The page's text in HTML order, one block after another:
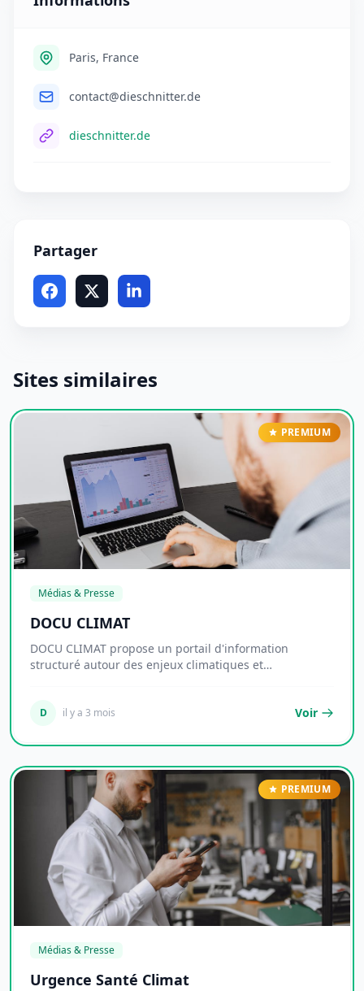
Paris, France
contact@dieschnitter.de
dieschnitter.de
Partager
Sites similaires
PREMIUM
Médias & Presse
DOCU CLIMAT
DOCU CLIMAT propose un portail d'information
structuré autour des enjeux climatiques et
D il y a 3 mois Voir
PREMIUM
Médias & Presse
Urgence Santé Climat